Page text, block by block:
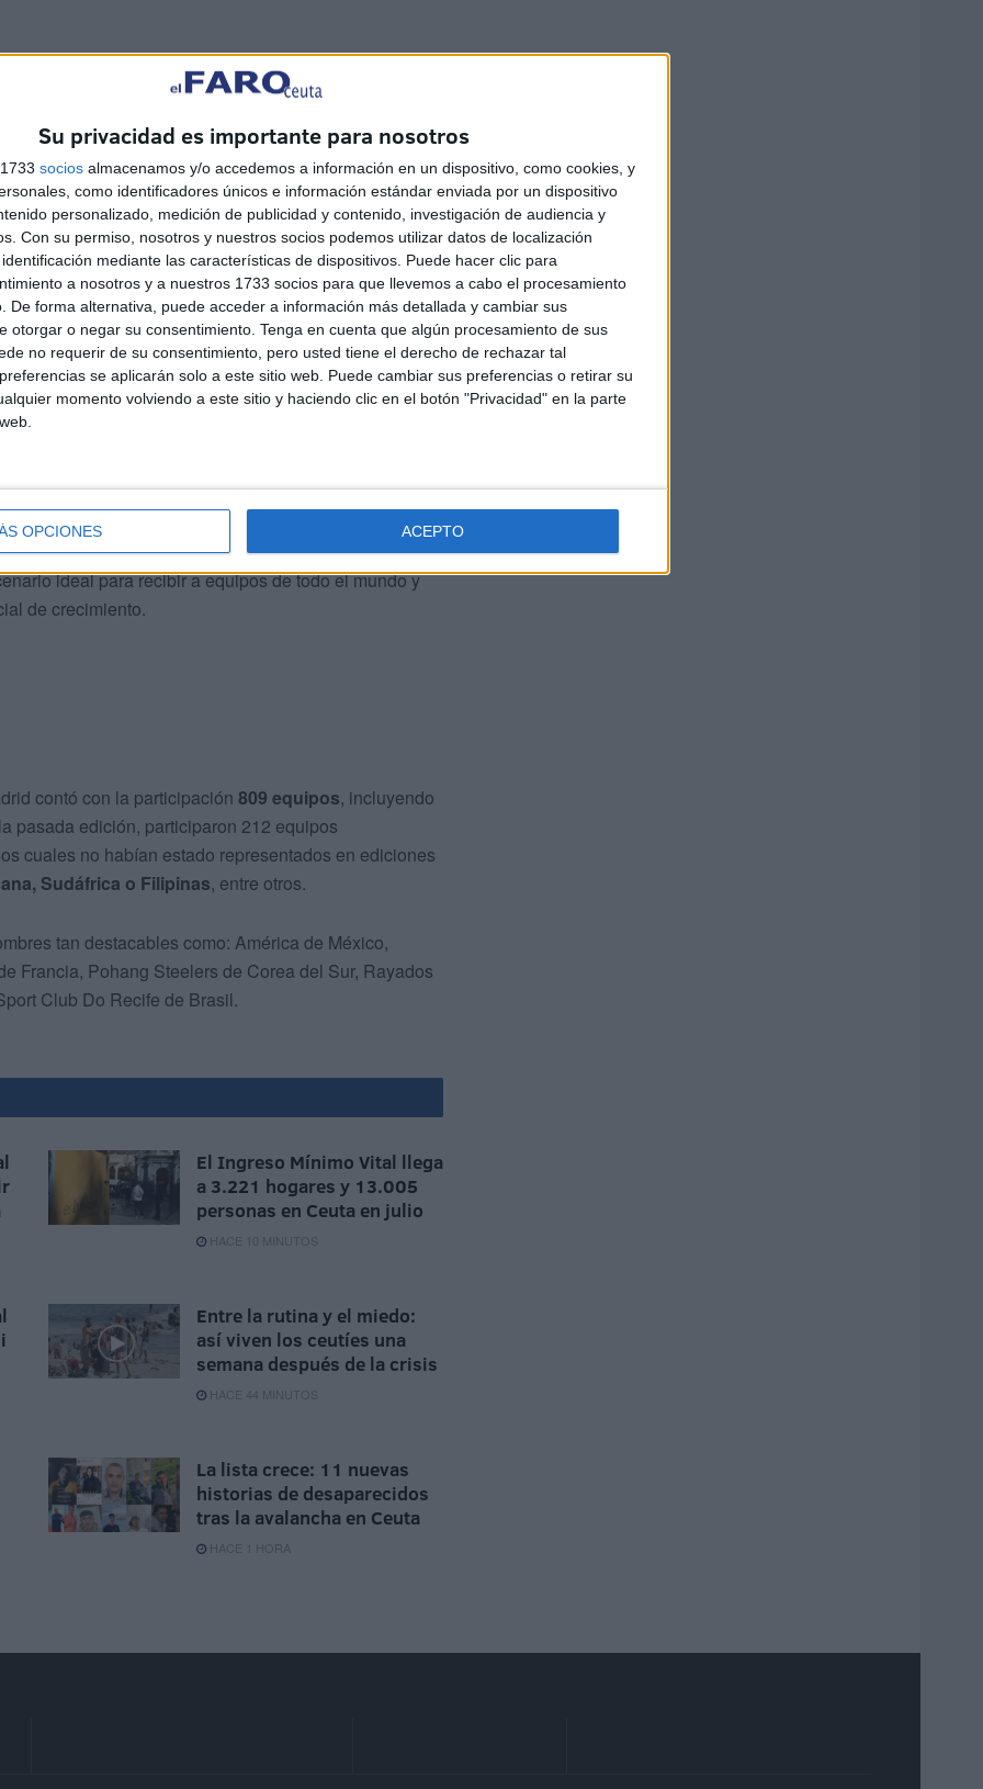
Su privacidad es importante para nosotros
socios almacenamos y/o accedemos a información en un dispositivo, como cookies, y
como identificadores únicos e información estándar enviada por un dispositivo
personalizado, medición de publicidad y contenido, investigación de audiencia y
Con su permiso, nosotros y nuestros socios podemos utilizar datos de localización
mediante las características de dispositivos. Puede hacer clic para
a nosotros y a nuestros 1733 socios para que llevemos a cabo el procesamiento
De forma alternativa, puede acceder a información más detallada y cambiar sus
otorgar o negar su consentimiento. Tenga en cuenta que algún procesamiento de sus
no requerir de su consentimiento, pero usted tiene el derecho de rechazar tal
se aplicarán solo a este sitio web. Puede cambiar sus preferencias o retirar su
momento volviendo a este sitio y haciendo clic en el botón "Privacidad" en la parte
OPCIONES ACEPTO
el Campeonato de España de Selecciones
corta edad. Y ahora, en la Mad Cup, ha certificado su
de su categoría además de ser el máximo goleador.
se ha consolidado como uno de los torneos de
internacional, demostrando un enorme potencial
, con su sede principal en la Ciudad Deportiva Alcalá
y las extraordinarias instalaciones de la
ideal para recibir a equipos de todo el mundo y
de crecimiento.
contó con la participación 809 equipos, incluyendo
pasada edición, participaron 212 equipos
cuales no habían estado representados en ediciones
Sudáfrica o Filipinas, entre otros.
tan destacables como: América de México,
Francia, Pohang Steelers de Corea del Sur, Rayados
Club Do Recife de Brasil.
El Ingreso Mínimo Vital llega
a 3.221 hogares y 13.005
personas en Ceuta en julio
HACE 10 MINUTOS
Entre la rutina y el miedo:
así viven los ceutíes una
semana después de la crisis
HACE 44 MINUTOS
La lista crece: 11 nuevas
historias de desaparecidos
tras la avalancha en Ceuta
HACE 1 HORA